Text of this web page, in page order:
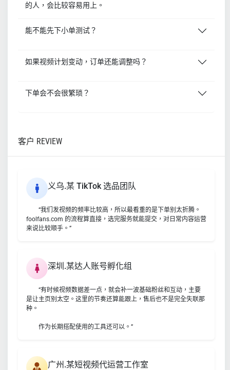
的人，会比较容易用上。
能不能先下小单测试？
如果视频计划变动，订单还能调整吗？
下单会不会很繁琐？
客户 REVIEW
义乌.某 TikTok 选品团队
“我们发视频的频率比较高，所以最看重的是下单别太折腾。
foolfans.com 的流程算直接，选完服务就能提交，对日常内容运营
来说比较顺手。”
深圳.某达人账号孵化组
“有时候视频数据差一点，就会补一波基础粉丝和互动，主要
是让主页别太空。这里的节奏还算能跟上，售后也不是完全失联那
种。
作为长期搭配使用的工具还可以。”
广州.某短视频代运营工作室